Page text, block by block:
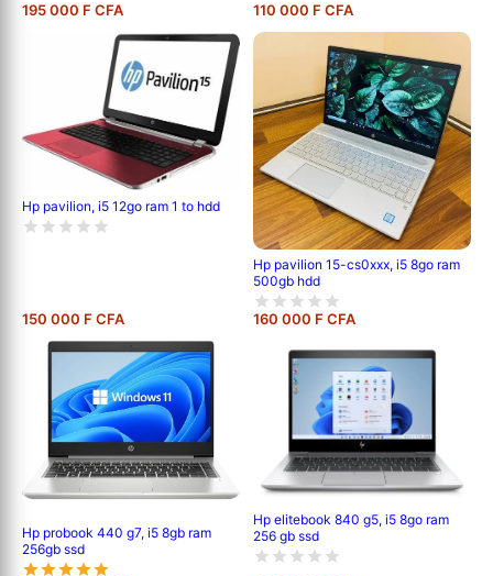
195 000 F CFA 110 000 F CFA
Hp pavilion, i5 12go ram 1 to hdd
150 000 F CFA
Hp pavilion 15-cs0xxx, i5 8go ram
500gb hdd
160 000 F CFA
Hp probook 440 g7, i5 8gb ram
256gb ssd
Hp elitebook 840 g5, i5 8go ram
256 gb ssd